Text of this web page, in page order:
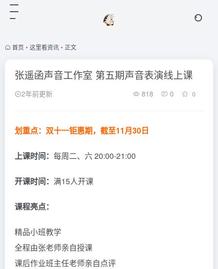
首页 • 这里看资讯 • 正文
张遥函声音工作室 第五期声音表演线上课
2年前更新 818 0 0
划重点：双十一钜惠期，截至11月30日
上课时间： 每周二、六 20:00-21:00
开课时间： 满15人开课
课程亮点：
精品小班教学
全程由张老师亲自授课
课后作业班主任老师亲自点评